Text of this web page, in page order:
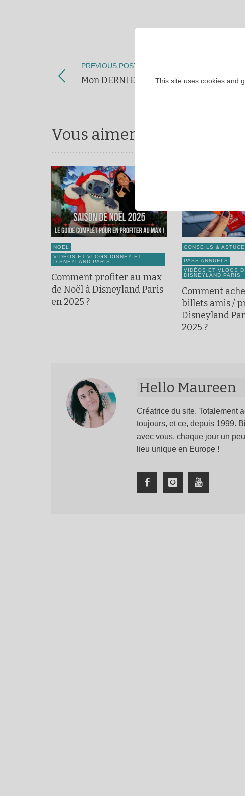
PREVIOUS POST
Mon DERNIER Haul Disney ?
Vous aimerez aussi ...
NOËL
VIDÉOS ET VLOGS DISNEY ET
DISNEYLAND PARIS
Comment profiter au max
de Noël à Disneyland Paris
en 2025 ?
CONSEILS &
PASS ANNUELS
VIDÉOS ET VLOGS
DISNEYLAND PARIS
Comment
billets amis /
Disneyland
2025 ?
Hello Maureen
Créatrice du site. Totalement
toujours, et ce, depuis 1999.
avec vous, chaque jour un
lieu unique en Europe !
This site uses cookies and